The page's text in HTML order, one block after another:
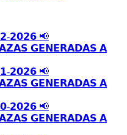
𝟮𝟬𝟮𝟲 📢
𝗚𝗘𝗡𝗘𝗥𝗔𝗗𝗔𝗦 𝗔
𝟮𝟬𝟮𝟲 📢
𝗚𝗘𝗡𝗘𝗥𝗔𝗗𝗔𝗦 𝗔
𝟮𝟬𝟮𝟲 📢
𝗚𝗘𝗡𝗘𝗥𝗔𝗗𝗔𝗦 𝗔